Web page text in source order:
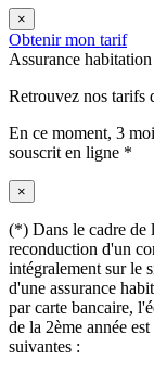
×
Obtenir mon tarif
Assurance
Retrouvez nos tarifs
En ce moment, 3
souscrit en ligne *
×
(*) Dans le cadre de
reconduction d'un
intégralement sur le
d'une assurance
par carte bancaire,
de la 2ème année
suivantes :